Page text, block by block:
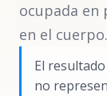
ocupada en
en el cuerpo.
El
no